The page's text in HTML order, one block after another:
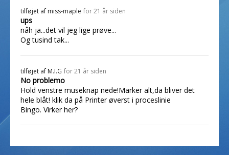
tilføjet af miss-maple for 21 år siden
ups
nåh ja...det vil jeg lige prøve...
Og tusind tak...
tilføjet af M.I.G for 21 år siden
No problemo
Hold venstre museknap nede!Marker alt,da bliver det
hele blåt! klik da på Printer øverst i proceslinie
Bingo. Virker her?